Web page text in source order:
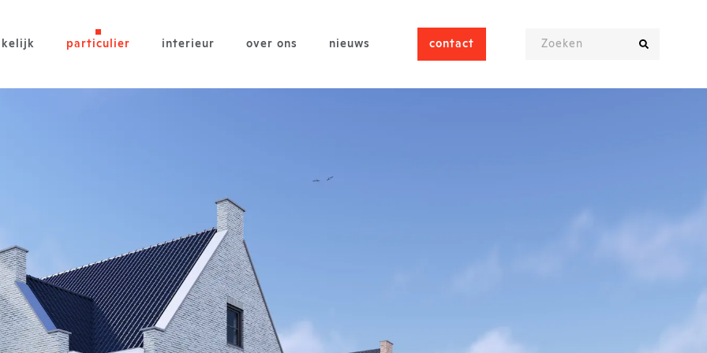
particulier interieur over ons nieuws contact